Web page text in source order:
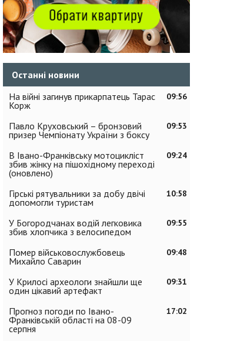
Останні новини
09:56
На війні загинув прикарпатець Тарас
Корж
09:53
Павло Круховський – бронзовий
призер Чемпіонату України з боксу
09:24
В Івано-Франківську мотоцикліст
збив жінку на пішохідному переході
(оновлено)
10:58
Гірські рятувальники за добу двічі
допомогли туристам
09:55
У Богородчанах водій легковика
збив хлопчика з велосипедом
09:48
Помер військовослужбовець
Михайло Саварин
09:31
У Крилосі археологи знайшли ще
один цікавий артефакт
17:02
Прогноз погоди по Івано-
Франківській області на 08-09
серпня